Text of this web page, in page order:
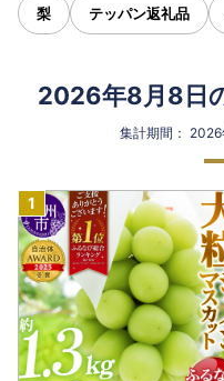
梨 テッパン返礼品
2026年8月8日
集計期間：